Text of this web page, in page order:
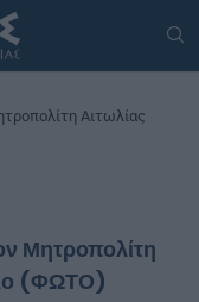
Αιτωλίας
Μητροπολίτη
(ΦΩΤΟ)